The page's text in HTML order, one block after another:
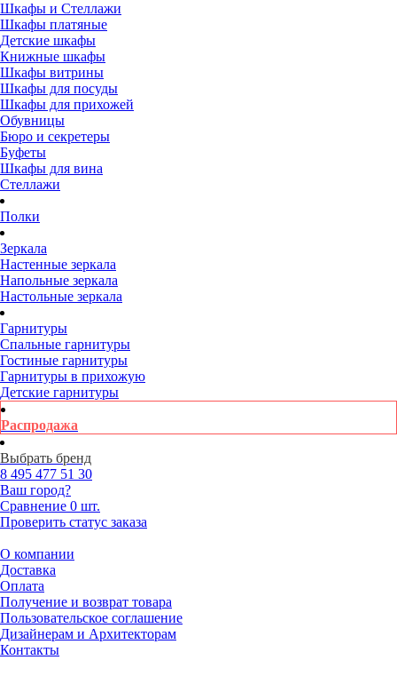
Шкафы и Стеллажи
Шкафы платяные
Детские шкафы
Книжные шкафы
Шкафы витрины
Шкафы для посуды
Шкафы для прихожей
Обувницы
Бюро и секретеры
Буфеты
Шкафы для вина
Стеллажи
Полки
Зеркала
Настенные зеркала
Напольные зеркала
Настольные зеркала
Гарнитуры
Спальные гарнитуры
Гостиные гарнитуры
Гарнитуры в прихожую
Детские гарнитуры
Распродажа
Выбрать бренд
8 495 477 51 30
Ваш город?
Сравнение 0 шт.
Проверить статус заказа
О компании
Доставка
Оплата
Получение и возврат товара
Пользовательское соглашение
Дизайнерам и Архитекторам
Контакты